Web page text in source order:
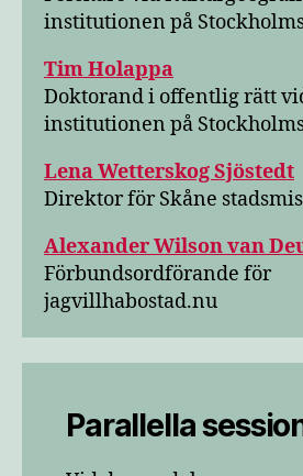
institutionen på
Tim Holappa
Doktorand i offentlig rätt
institutionen på
Lena Wetterskog Sjöstedt
Direktor för Skåne
Alexander Wilson van
Förbundsordförande för
jagvillhabostad.nu
Parallella